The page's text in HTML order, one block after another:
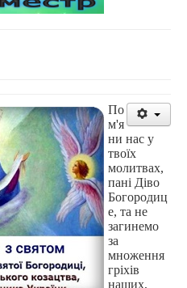
По
м'я
ни нас у
твоїх
молитвах,
пані Діво
Богородиц
е, та не
загинемо
за
множення
гріхів
наших,